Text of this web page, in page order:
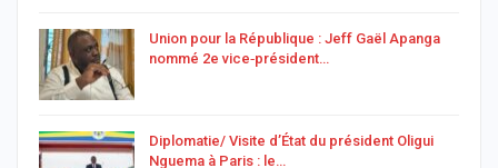
Union pour la République : Jeff Gaël Apanga
nommé 2e vice‑président…
Diplomatie/ Visite d’État du président Oligui
Nguema à Paris : le…